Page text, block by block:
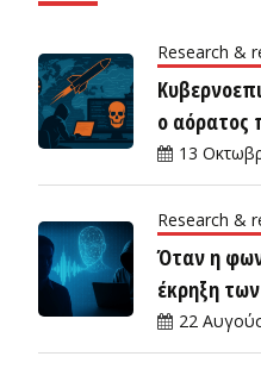
Research &
ο αόρατος
13
Research &
Όταν η
έκρηξη
22